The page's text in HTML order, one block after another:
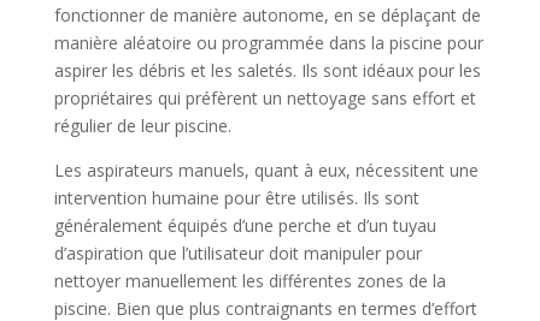
fonctionner de manière autonome, en se déplaçant de
manière aléatoire ou programmée dans la piscine pour
aspirer les débris et les saletés. Ils sont idéaux pour les
propriétaires qui préfèrent un nettoyage sans effort et
régulier de leur piscine.
Les aspirateurs manuels, quant à eux, nécessitent une
intervention humaine pour être utilisés. Ils sont
généralement équipés d’une perche et d’un tuyau
d’aspiration que l’utilisateur doit manipuler pour
nettoyer manuellement les différentes zones de la
piscine. Bien que plus contraignants en termes d’effort